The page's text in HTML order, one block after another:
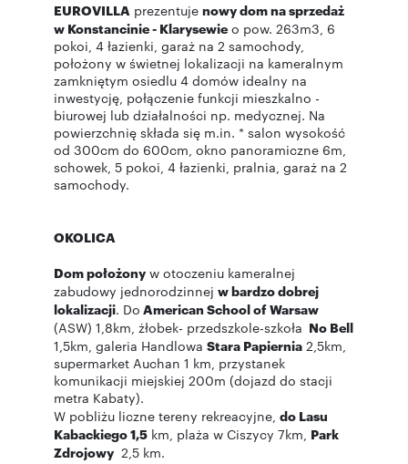
EUROVILLA prezentuje nowy dom na sprzedaż
w Konstancinie - Klarysewie o pow. 263m3, 6
pokoi, 4 łazienki, garaż na 2 samochody,
położony w świetnej lokalizacji na kameralnym
zamkniętym osiedlu 4 domów idealny na
inwestycję, połączenie funkcji mieszkalno -
biurowej lub działalności np. medycznej. Na
powierzchnię składa się m.in. * salon wysokość
od 300cm do 600cm, okno panoramiczne 6m,
schowek, 5 pokoi, 4 łazienki, pralnia, garaż na 2
samochody.
OKOLICA
Dom położony w otoczeniu kameralnej
zabudowy jednorodzinnej w bardzo dobrej
lokalizacji. Do American School of Warsaw
(ASW) 1,8km, żłobek- przedszkole-szkoła No Bell
1,5km, galeria Handlowa Stara Papiernia 2,5km,
supermarket Auchan 1 km, przystanek
komunikacji miejskiej 200m (dojazd do stacji
metra Kabaty).
W pobliżu liczne tereny rekreacyjne, do Lasu
Kabackiego 1,5 km, plaża w Ciszycy 7km, Park
Zdrojowy 2,5 km.